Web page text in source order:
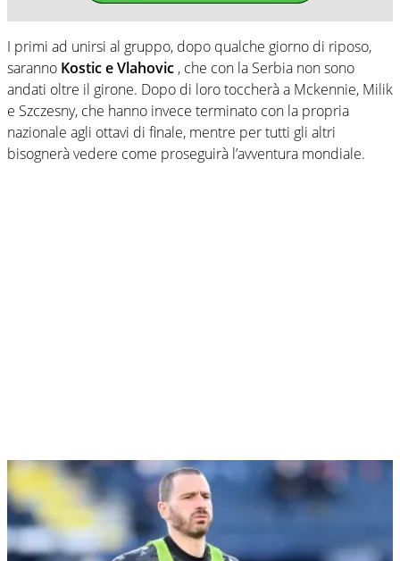
I primi ad unirsi al gruppo, dopo qualche giorno di riposo,
saranno Kostic e Vlahovic , che con la Serbia non sono
andati oltre il girone. Dopo di loro toccherà a Mckennie, Milik
e Szczesny, che hanno invece terminato con la propria
nazionale agli ottavi di finale, mentre per tutti gli altri
bisognerà vedere come proseguirà l’avventura mondiale.